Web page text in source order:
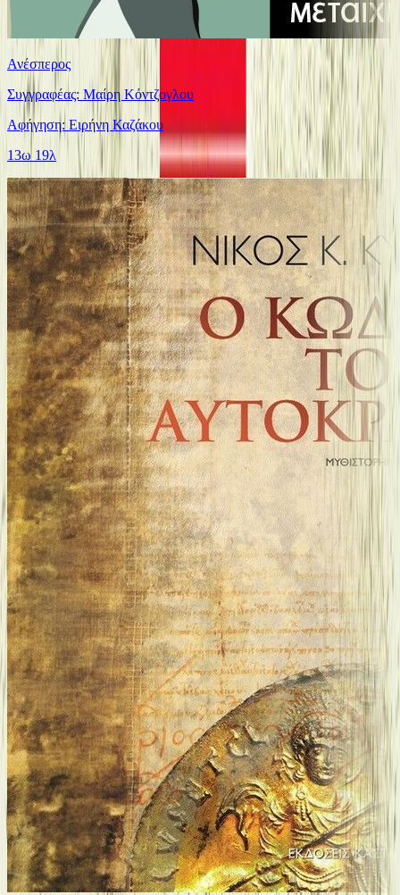
Ανέσπερος
Συγγραφέας: Μαίρη Κόντζογλου
Αφήγηση: Ειρήνη Καζάκου
13ω 19λ